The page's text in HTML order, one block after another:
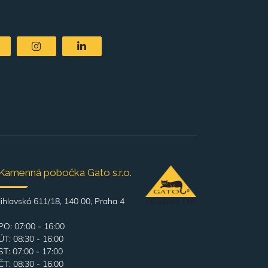
pobočka Gato s.r.o.
611/18, 140 00, Praha 4
07:00 - 16:00
08:30 - 16:00
07:00 - 17:00
08:30 - 16:00